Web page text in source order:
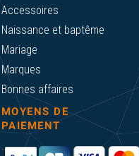
Accessoires
Naissance et baptême
Mariage
Marques
Bonnes affaires
MOYENS DE
PAIEMENT